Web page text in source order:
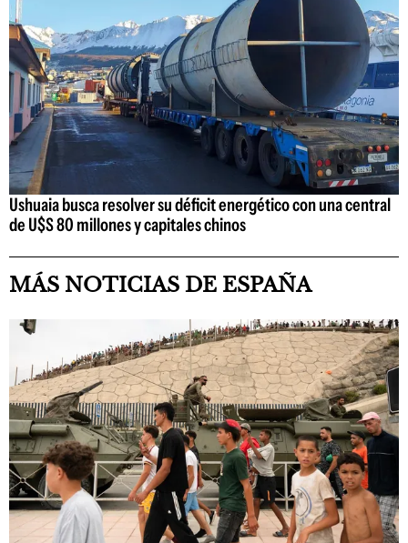
Ushuaia busca resolver su déficit energético con una central
de U$S 80 millones y capitales chinos
MÁS NOTICIAS DE ESPAÑA